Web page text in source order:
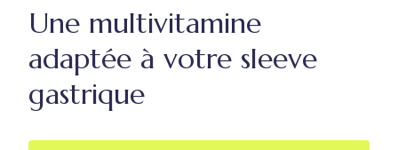
Une multivitamine
adaptée à votre sleeve
gastrique